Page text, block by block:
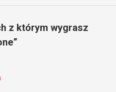
z którym wygrasz
”